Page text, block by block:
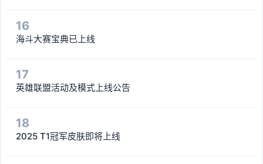
16
海斗大赛宝典已上线
17
英雄联盟活动及模式上线公告
18
2025 T1冠军皮肤即将上线